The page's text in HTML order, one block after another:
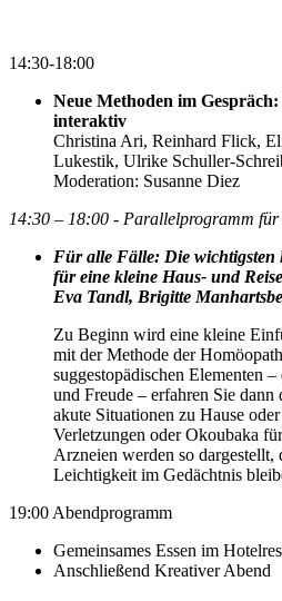
14:30-18:00
Neue Methoden im
interaktiv
Christina Ari, Reinhard Flick,
Lukestik, Ulrike Schuller-
Moderation: Susanne Diez
14:30 – 18:00 - Parallelprogramm für
Für alle Fälle: Die wichtigsten
für eine kleine Haus- und
Eva Tandl, Brigitte
Zu Beginn wird eine kleine
mit der Methode der
suggestopädischen Elementen
und Freude – erfahren Sie
akute Situationen zu Hause
Verletzungen oder Okoubaka
Arzneien werden so dargestellt,
Leichtigkeit im Gedächtnis
19:00 Abendprogramm
Gemeinsames Essen im
Anschließend Kreativer Abend